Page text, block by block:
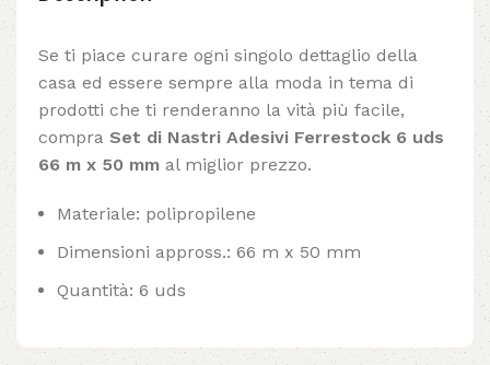
Se ti piace curare ogni singolo dettaglio della
casa ed essere sempre alla moda in tema di
prodotti che ti renderanno la vità più facile,
compra Set di Nastri Adesivi Ferrestock 6 uds
66 m x 50 mm al miglior prezzo.
Materiale: polipropilene
Dimensioni appross.: 66 m x 50 mm
Quantità: 6 uds